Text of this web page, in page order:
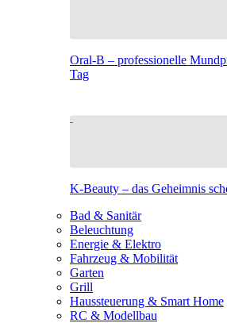
Oral-B – professionelle
Tag
K-Beauty – das Geheimnis
Bad & Sanitär
Beleuchtung
Energie & Elektro
Fahrzeug & Mobilität
Garten
Grill
Haussteuerung & Smart Home
RC & Modellbau